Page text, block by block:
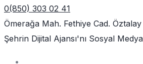
0(850) 303 02 41
Ömerağa Mah. Fethiye Cad. Öztalay
Şehrin Dijital Ajansı'nı Sosyal